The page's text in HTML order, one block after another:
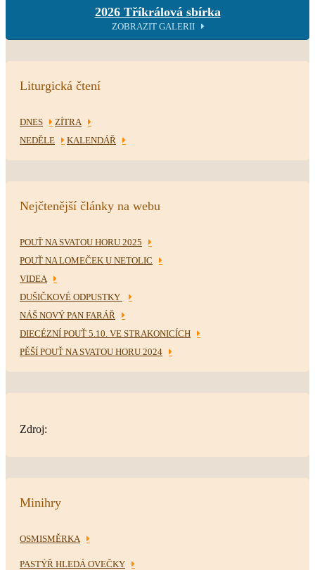
2026 Tříkrálová sbírka
ZOBRAZIT GALERII
Liturgická čtení
DNES
ZÍTRA
NEDĚLE
KALENDÁŘ
Nejčtenější články na webu
POUŤ NA SVATOU HORU 2025
POUŤ NA LOMEČEK U NETOLIC
VIDEA
DUŠIČKOVÉ ODPUSTKY
NÁŠ NOVÝ PAN FARÁŘ
DIECÉZNÍ POUŤ 5.10. VE STRAKONICÍCH
PĚŠÍ POUŤ NA SVATOU HORU 2024
Zdroj:
Minihry
OSMISMĚRKA
PASTÝŘ HLEDÁ OVEČKY